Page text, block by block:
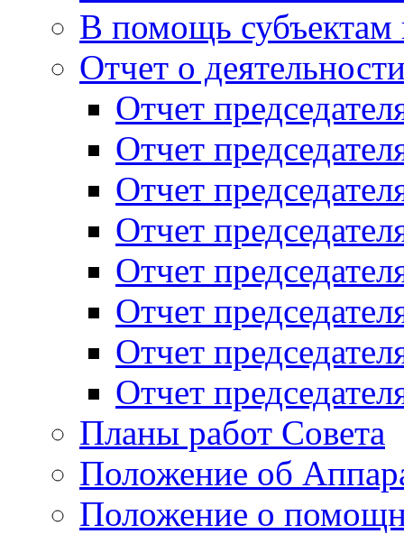
В помощь субъектам
Отчет о
Отчет
Отчет
Отчет
Отчет
Отчет
Отчет
Отчет
Отчет
Планы работ Совета
Положение об
Положение о